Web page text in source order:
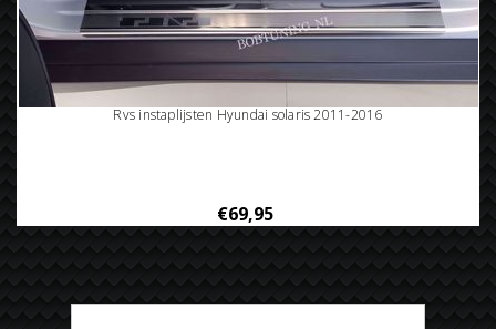
Rvs instaplijsten Hyundai solaris 2011-2016
€69,95